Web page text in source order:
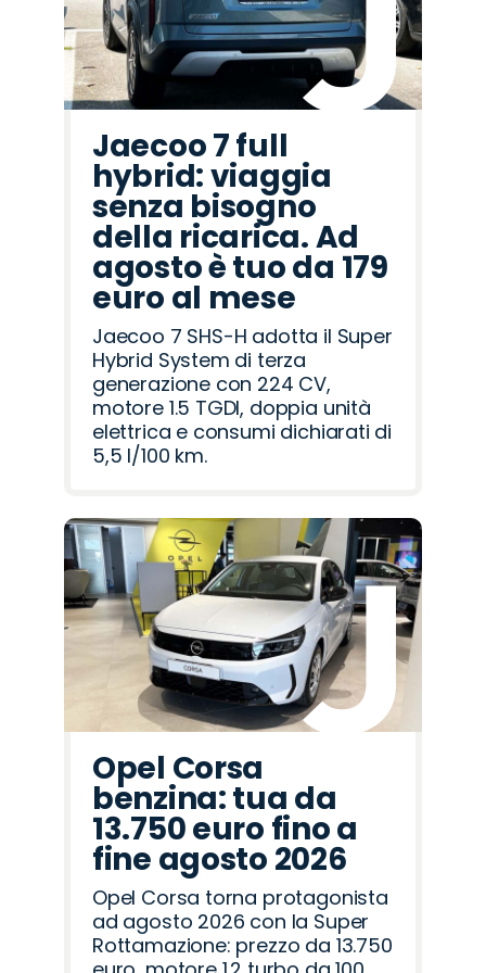
Jaecoo 7 full
hybrid: viaggia
senza bisogno
della ricarica. Ad
agosto è tuo da 179
euro al mese
Jaecoo 7 SHS-H adotta il Super
Hybrid System di terza
generazione con 224 CV,
motore 1.5 TGDI, doppia unità
elettrica e consumi dichiarati di
5,5 l/100 km.
Opel Corsa
benzina: tua da
13.750 euro fino a
fine agosto 2026
Opel Corsa torna protagonista
ad agosto 2026 con la Super
Rottamazione: prezzo da 13.750